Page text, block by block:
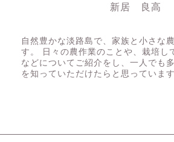
新居 良高
自然豊かな淡路島で、家族と小さな
す。 日々の農作業のことや、栽培し
などについてご紹介をし、一人でも
を知っていただけたらと思っています